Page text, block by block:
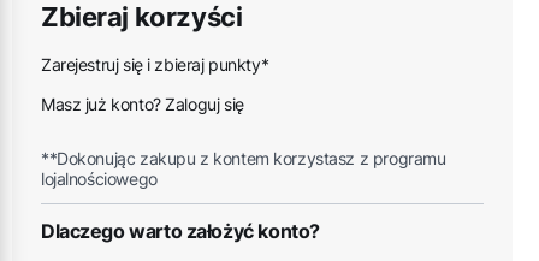
Zbieraj korzyści
Zarejestruj się i zbieraj punkty*
Masz już konto? Zaloguj się
**Dokonując zakupu z kontem korzystasz z programu
lojalnościowego
Dlaczego warto założyć konto?